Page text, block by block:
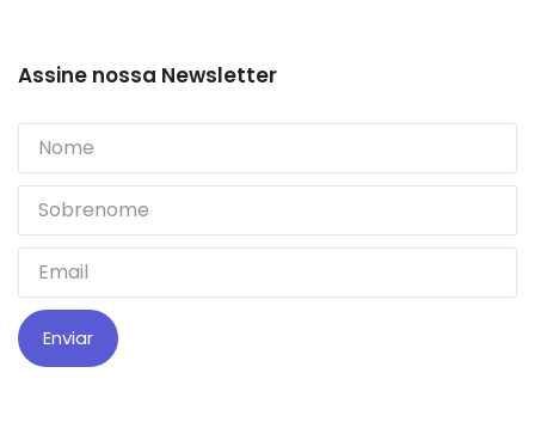
Assine nossa Newsletter
Enviar